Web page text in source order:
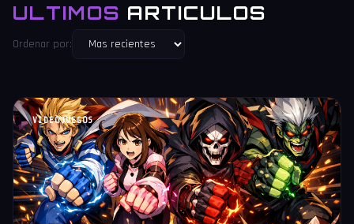
ULTIMOS ARTICULOS
Ordenar por:
VIDEOJUEGOS